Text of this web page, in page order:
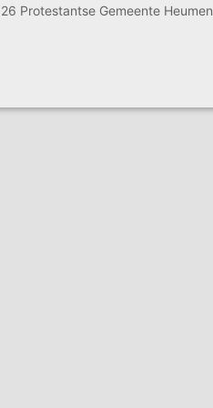
Protestantse Gemeente Heumen